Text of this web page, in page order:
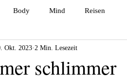
Body Mind Reisen
schlimmer
Okt. 2023 2 Min. Lesezeit